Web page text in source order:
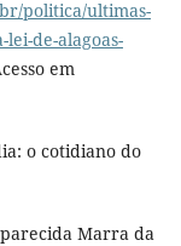
politica/ultimas-
de-alagoas-
em
o cotidiano do
Marra da